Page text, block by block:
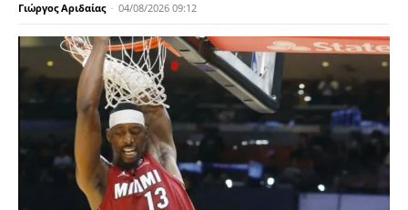
Γιώργος Αριδαίας - 04/08/2026 09:12